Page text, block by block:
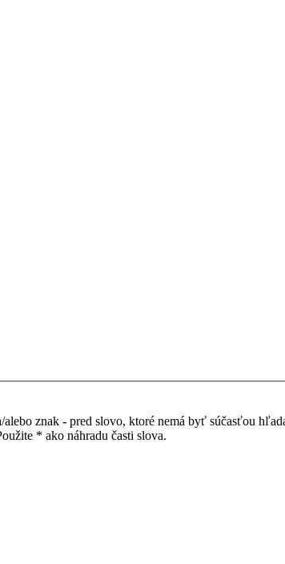
alebo znak - pred slovo, ktoré nemá byť súčasťou
* ako náhradu časti slova.